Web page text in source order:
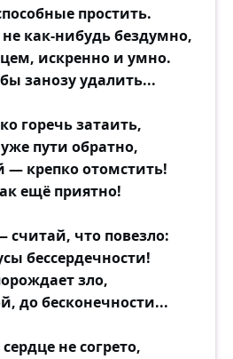
простить.
как-нибудь бездумно,
искренно и умно.
занозу удалить...
горечь затаить,
пути обратно,
— крепко отомстить!
ещё приятно!
считай, что повезло:
бессердечности!
зло,
до бесконечности...
не согрето,